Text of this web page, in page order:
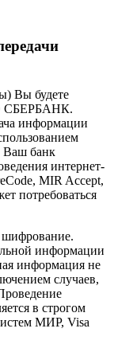
Вы будете
СБЕРБАНК.
информации
Ваш банк
интернет-
MIR Accept,
потребоваться
шифрование.
информации
информация не
случаев,
в строгом
МИР, Visa